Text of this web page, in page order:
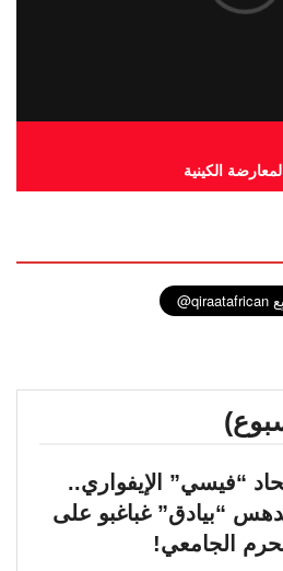
الكينية
“فيسي” الإيفواري..
يدهس “بيادق” غباغبو على
الجامعي!